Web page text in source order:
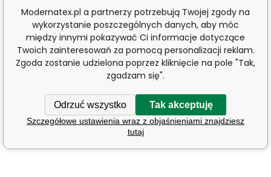
Modernatex.pl a partnerzy potrzebują Twojej zgody na
wykorzystanie poszczególnych danych, aby móc
między innymi pokazywać Ci informacje dotyczące
Twoich zainteresowań za pomocą personalizacji reklam.
Zgoda zostanie udzielona poprzez kliknięcie na pole "Tak,
zgadzam się".
Odrzuć wszystko Tak akceptuję
Szczegółowe ustawienia wraz z objaśnieniami znajdziesz
tutaj